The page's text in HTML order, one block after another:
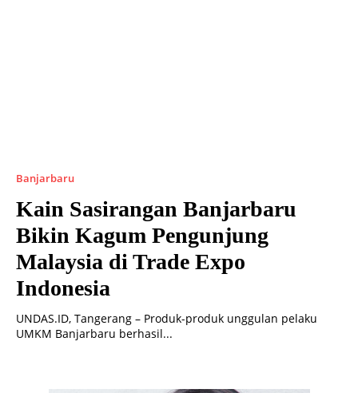
Banjarbaru
Kain Sasirangan Banjarbaru
Bikin Kagum Pengunjung
Malaysia di Trade Expo
Indonesia
UNDAS.ID, Tangerang – Produk-produk unggulan pelaku
UMKM Banjarbaru berhasil...